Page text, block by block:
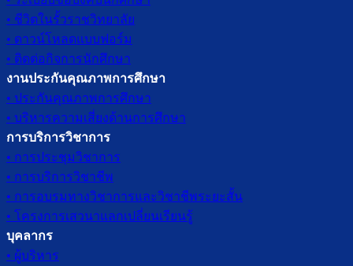
• ชีวิตในรั้วราชวิทยาลัย
• ดาวน์โหลดแบบฟอร์ม
• ติดต่อกิจการนักศึกษา
งานประกันคุณภาพการศึกษา
• ประกันคุณภาพการศึกษา
• บริหารความเสี่ยงด้านการศึกษา
การบริการวิชาการ
• การประชุมวิชาการ
• การบริการวิชาชีพ
• การอบรมทางวิชาการและวิชาชีพระยะสั้น
• โครงการเสวนาแลกเปลี่ยนเรียนรู้
บุคลากร
• ผู้บริหาร